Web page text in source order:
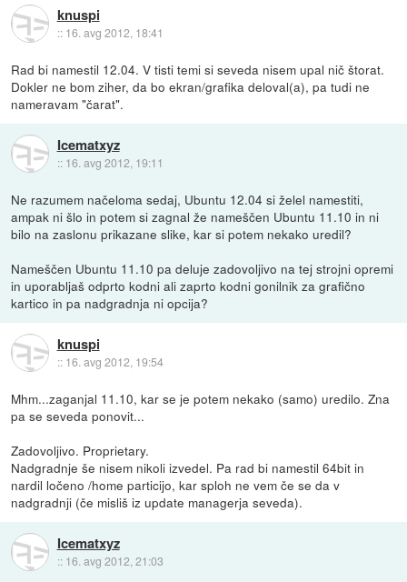
knuspi
:: 16. avg 2012, 18:41
Rad bi namestil 12.04. V tisti temi si seveda nisem upal nič štorat.
Dokler ne bom ziher, da bo ekran/grafika deloval(a), pa tudi ne
nameravam "čarat".
Icematxyz
:: 16. avg 2012, 19:11
Ne razumem načeloma sedaj, Ubuntu 12.04 si želel namestiti,
ampak ni šlo in potem si zagnal že nameščen Ubuntu 11.10 in ni
bilo na zaslonu prikazane slike, kar si potem nekako uredil?
Nameščen Ubuntu 11.10 pa deluje zadovoljivo na tej strojni opremi
in uporabljaš odprto kodni ali zaprto kodni gonilnik za grafično
kartico in pa nadgradnja ni opcija?
knuspi
:: 16. avg 2012, 19:54
Mhm...zaganjal 11.10, kar se je potem nekako (samo) uredilo. Zna
pa se seveda ponovit...
Zadovoljivo. Proprietary.
Nadgradnje še nisem nikoli izvedel. Pa rad bi namestil 64bit in
nardil ločeno /home particijo, kar sploh ne vem če se da v
nadgradnji (če misliš iz update managerja seveda).
Icematxyz
:: 16. avg 2012, 21:03